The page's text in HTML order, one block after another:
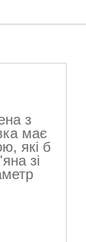
з
має
які б
зі